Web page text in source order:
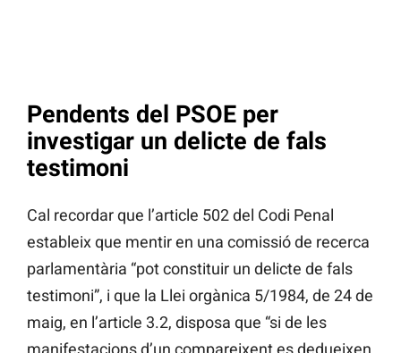
Pendents del PSOE per
investigar un delicte de fals
testimoni
Cal recordar que l’article 502 del Codi Penal
estableix que mentir en una comissió de recerca
parlamentària “pot constituir un delicte de fals
testimoni”, i que la Llei orgànica 5/1984, de 24 de
maig, en l’article 3.2, disposa que “si de les
manifestacions d’un compareixent es dedueixen